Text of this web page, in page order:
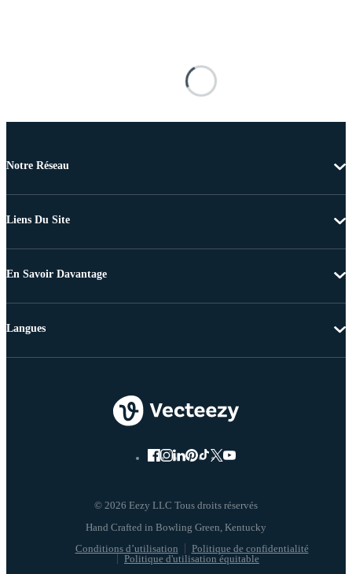
Notre Réseau
Liens Du Site
En Savoir Davantage
© 2026 Eezy LLC Tous droits réservés
Conditions d’utilisation
Politique de confidentialité
Politique d'utilisation équitable
Langues